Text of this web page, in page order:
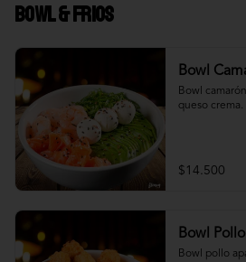
Bowl & frios
Bowl
Bowl
queso crema.
$14.500
Bowl
Bowl pollo